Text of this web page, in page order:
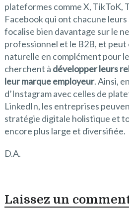
plateformes comme X, TikToK,
Facebook qui ont chacune
focalise bien davantage sur le
professionnel et le B2B, et
naturelle en complément pour
cherchent à développer leurs
leur marque employeur. Ainsi,
d’Instagram avec celles de
LinkedIn, les entreprises
stratégie digitale holistique et
encore plus large et diversifiée.
D.A.
Laissez un